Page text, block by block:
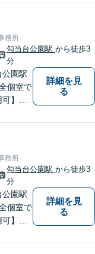
安心し
力に
。法
お気軽
務所
勾当台公園駅から徒歩3
分
公園駅
個室で
】十
題でお
談く
詳細を見
る
務所
勾当台公園駅から徒歩3
分
公園駅
個室で
】案
、でき
詳細を見
る